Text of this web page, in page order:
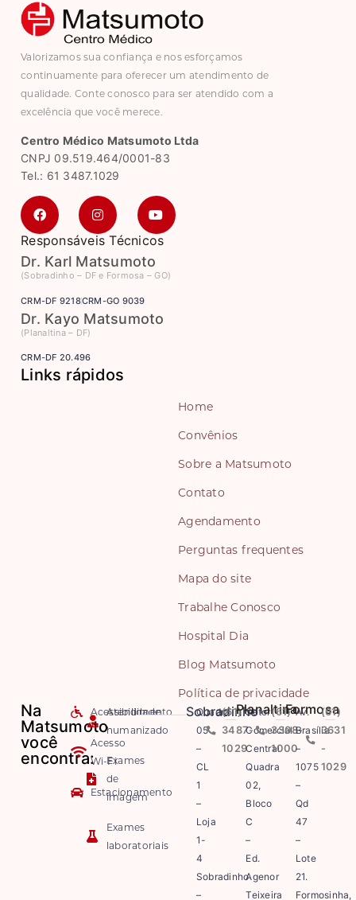
Valorizamos sua confiança e nos esforçamos
continuamente para oferecer um atendimento de
qualidade. Conte conosco para ser atendido com a
excelência que você merece.
Centro Médico Matsumoto Ltda
CNPJ 09.519.464/0001-83
Tel.: 61 3487.1029
Responsáveis Técnicos
Dr. Karl Matsumoto
(Sobradinho – DF e Formosa – GO)
CRM-DF 9218CRM-GO 9039
Dr. Kayo Matsumoto
(Planaltina – DF)
CRM-DF 20.496
Links rápidos
Home
Convênios
Sobre a Matsumoto
Contato
Agendamento
Perguntas frequentes
Mapa do site
Trabalhe Conosco
Hospital Dia
Blog Matsumoto
Política de privacidade
Na
Matsumoto
você
encontra:
Acessibilidade
Acesso
Wi-Fi
Estacionamento
Atendimento
humanizado
Exames
de
imagem
Exames
laboratoriais
Sobradinho
Quadra
05
–
CL
1
–
Loja
1-
4
Sobradinho
–
(61)
3487-
1029
Planaltina
Setor
Comercial
Central
Quadra
02,
Bloco
C
–
Ed.
Agenor
Teixeira
(61)
3308-
1000
Formosa
Av.
Brasília
–
1075
–
Qd
47
–
Lote
21.
Formosinha,
(61)
3631
-
1029